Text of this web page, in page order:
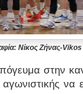
Νίκος Ζήνας-
στην
να